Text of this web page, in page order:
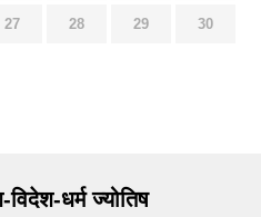
27 28 29 30
धर्म ज्योतिष